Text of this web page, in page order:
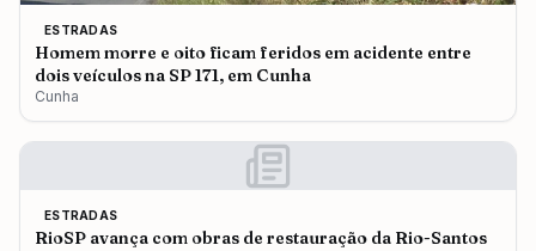
ESTRADAS
Homem morre e oito ficam feridos em acidente entre
dois veículos na SP 171, em Cunha
Cunha
ESTRADAS
RioSP avança com obras de restauração da Rio-Santos